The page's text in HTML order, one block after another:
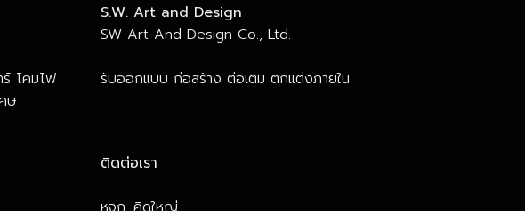
โคมไฟ
ษ
S.W. Art and Design
SW Art And Design Co., Ltd.
รับออกแบบ ก่อสร้าง ต่อเติม ตกแต่งภายใน
ติดต่อเรา